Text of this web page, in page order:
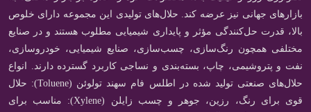
بازارهای جهانی نیز عرضه کند. حلال‌های تولیدی این مجموعه دارای خلوص
بالا، قدرت حل‌کنندگی مؤثر و پایداری شیمیایی مطلوب هستند و در صنایع
مختلفی همچون رنگ‌سازی، چسب‌سازی، صنایع شیمیایی، خودروسازی،
نفت و پتروشیمی، چاپ، بسته‌بندی و نساجی کاربرد گسترده دارند. انواع
حلال‌های صنعتی تولید شده در اطلس فام سهند تولوئن (Toluene): حلال
قوی برای رنگ، رزین، جوهر و چسب زایلن (Xylene): مناسب برای